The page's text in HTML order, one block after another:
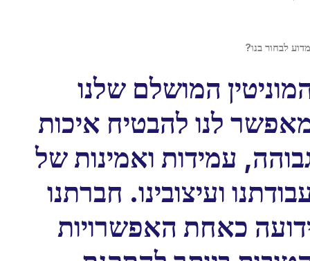
לבחור בנו?
המושלם שלנו
לנו להבטיח איכות
עמידות ואמינות של
ועיצובינו. חברתנו
כאחת האפשרויות